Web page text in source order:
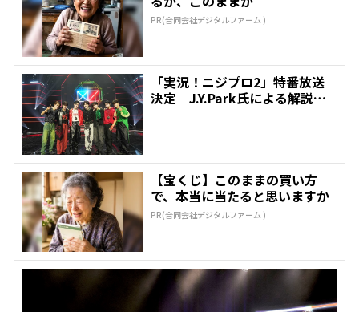
PR(合同会社デジタルファーム )
「実況！ニジプロ2」特番放送
決定 J.Y.Park氏による解説や
【宝くじ】このままの買い方
で、本当に当たると思いますか
PR(合同会社デジタルファーム )